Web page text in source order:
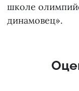
школе
динамовец».